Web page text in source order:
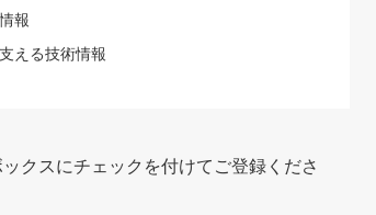
報
える技術情報
クスにチェックを付けてご登録くださ